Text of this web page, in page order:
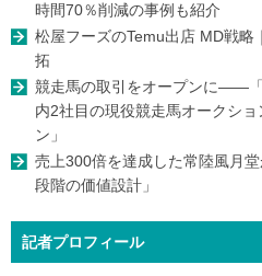
時間70％削減の事例も紹介
松屋フーズのTemu出店 MD戦略
拓
競走馬の取引をオープンに――
内2社目の現役競走馬オークシ
ン」
売上300倍を達成した常陸風月
段階の価値設計」
記者プロフィール